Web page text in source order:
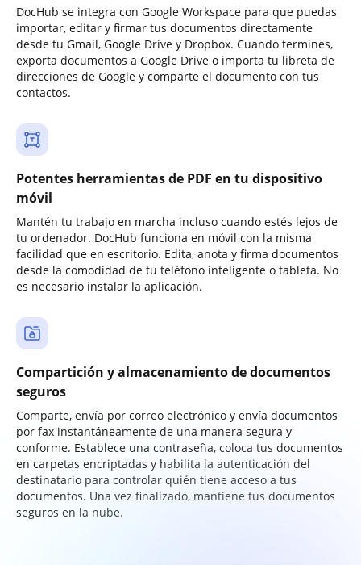
DocHub se integra con Google Workspace para que puedas
importar, editar y firmar tus documentos directamente
desde tu Gmail, Google Drive y Dropbox. Cuando termines,
exporta documentos a Google Drive o importa tu libreta de
direcciones de Google y comparte el documento con tus
contactos.
Potentes herramientas de PDF en tu dispositivo
móvil
Mantén tu trabajo en marcha incluso cuando estés lejos de
tu ordenador. DocHub funciona en móvil con la misma
facilidad que en escritorio. Edita, anota y firma documentos
desde la comodidad de tu teléfono inteligente o tableta. No
es necesario instalar la aplicación.
Compartición y almacenamiento de documentos
seguros
Comparte, envía por correo electrónico y envía documentos
por fax instantáneamente de una manera segura y
conforme. Establece una contraseña, coloca tus documentos
en carpetas encriptadas y habilita la autenticación del
destinatario para controlar quién tiene acceso a tus
documentos. Una vez finalizado, mantiene tus documentos
seguros en la nube.